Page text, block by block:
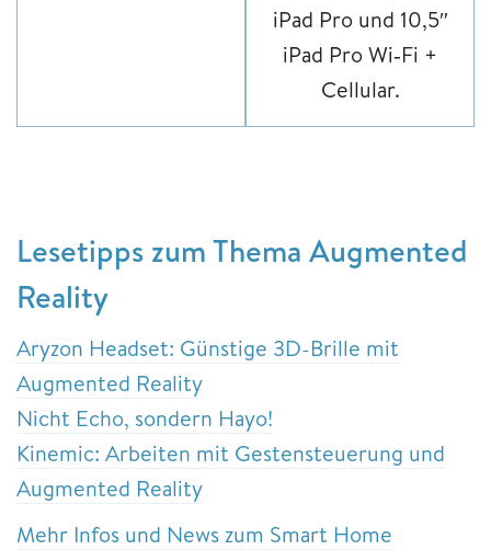
iPad Pro und 10,5″
iPad Pro Wi‑Fi +
Cellular.
Lesetipps zum Thema Augmented
Reality
Aryzon Headset: Günstige 3D-Brille mit
Augmented Reality
Nicht Echo, sondern Hayo!
Kinemic: Arbeiten mit Gestensteuerung und
Augmented Reality
Mehr Infos und News zum Smart Home